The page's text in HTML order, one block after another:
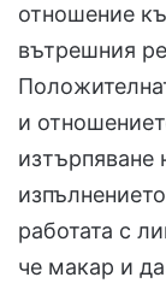
отношение
вътрешния
и
изтърпяване
работата с
че макар и